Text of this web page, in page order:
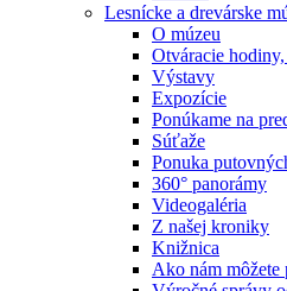
Lesnícke a drevárske
O múzeu
Otváracie
Výstavy
Expozície
Ponúkame na
Súťaže
Ponuka
360° panorámy
Videogaléria
Z našej kroniky
Knižnica
Ako nám môžete